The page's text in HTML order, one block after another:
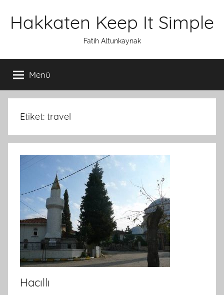
atlaHakkaten Keep It Simple
Fatih Altunkaynak
Menü
Etiket: travel
Hacıllı